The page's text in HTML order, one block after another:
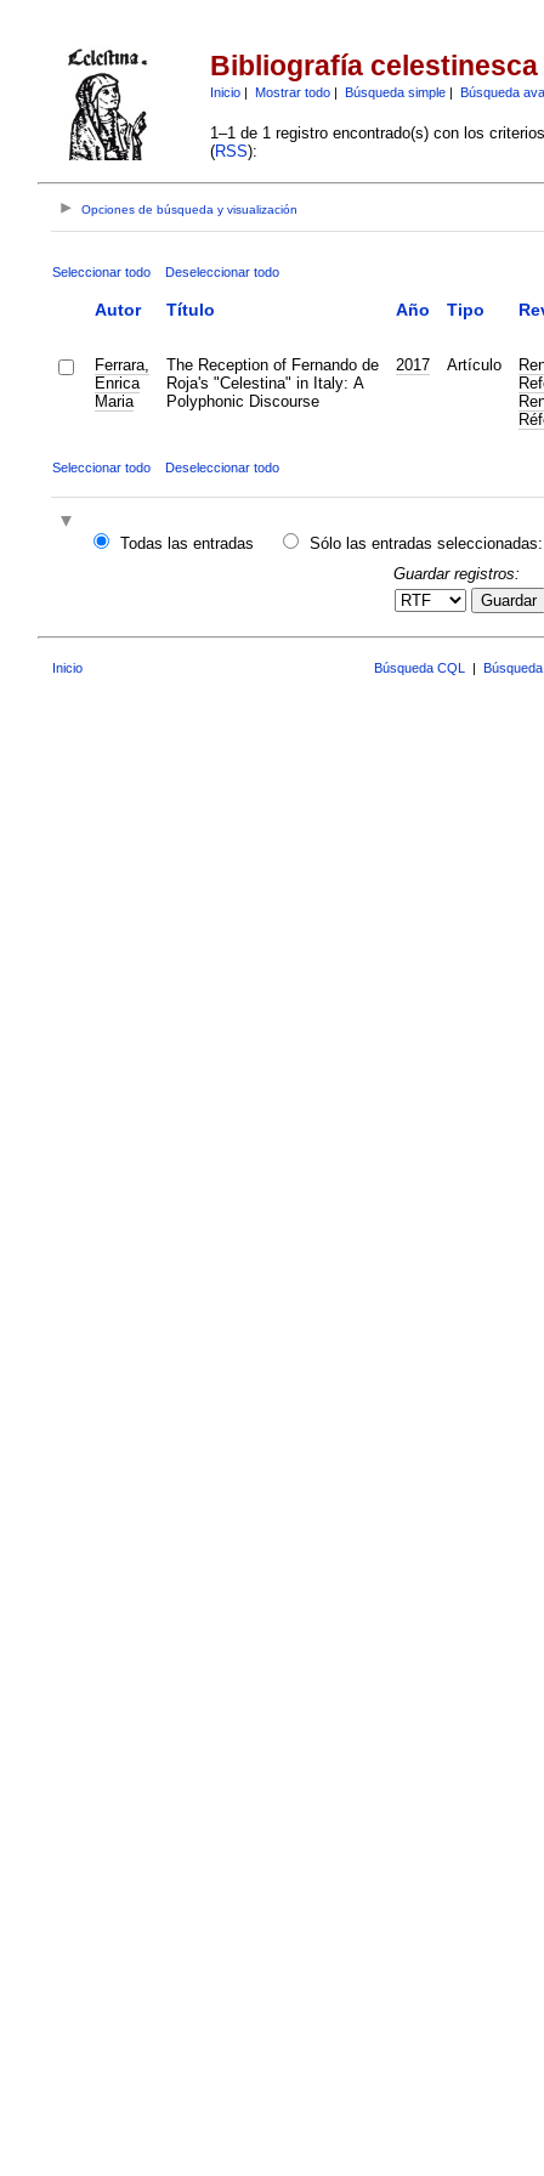
Bibliografía celestinesca
Inicio| Mostrar todo| Búsqueda simple| Búsqueda
1–1 de 1 registro encontrado(s) con los
(RSS):
Opciones de búsqueda y visualización
Seleccionar todo Deseleccionar todo
Autor Título Año Tipo
Ferrara,
Enrica
Maria
The Reception of Fernando de
Roja's "Celestina" in Italy: A
Polyphonic Discourse
2017 Artículo
Seleccionar todo Deseleccionar todo
Todas las entradas
Sólo las entradas seleccionadas:
Guardar registros:
Guardar
Inicio Búsqueda CQL